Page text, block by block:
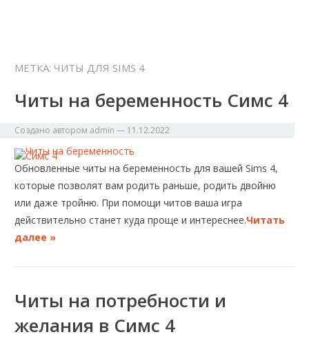
МЕТКА: ЧИТЫ ДЛЯ SIMS 4
Читы на беременность Симс 4
Создано автором admin — 11.12.2022
Обновленные читы на беременность для вашей Sims 4,
которые позволят вам родить раньше, родить двойню
или даже тройню. При помощи читов ваша игра
действительно станет куда проще и интереснее.Читать
далее »
Читы на потребности и
желания в Симс 4